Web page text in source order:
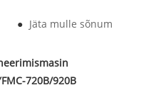
● Jäta mulle sõnum
720B/920B